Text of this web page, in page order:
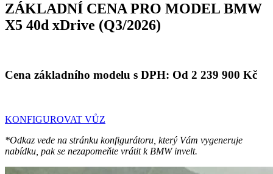
ZÁKLADNÍ CENA PRO MODEL BMW
X5 40d xDrive (Q3/2026)
Cena základního modelu s DPH: Od 2 239 900 Kč
KONFIGUROVAT VŮZ
*Odkaz vede na stránku konfigurátoru, který Vám vygeneruje
nabídku, pak se nezapomeňte vrátit k BMW invelt.